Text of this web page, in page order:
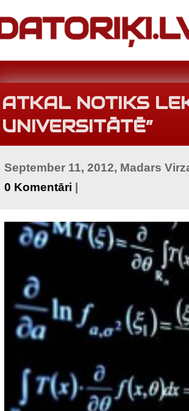
ATKAL NOTIKS
UNIVERSITĀTĒ”
September 11, 2012, Madars
0 Komentāri